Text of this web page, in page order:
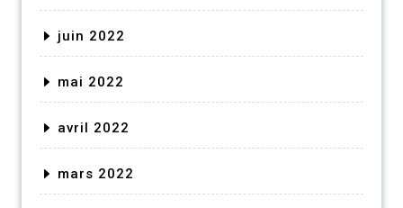
juin 2022
mai 2022
avril 2022
mars 2022